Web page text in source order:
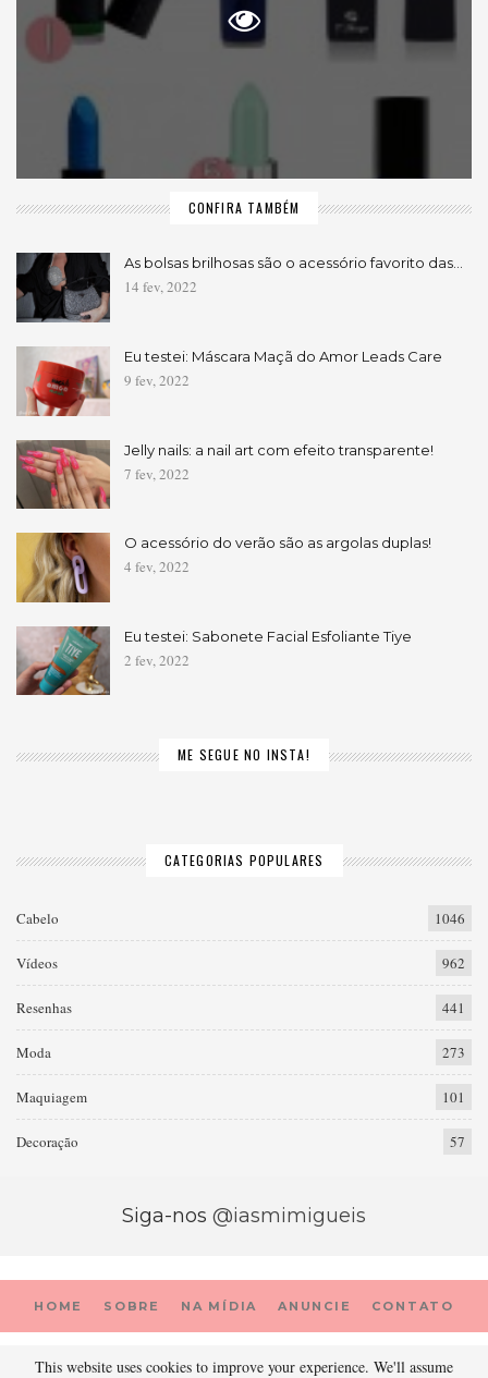
CONFIRA TAMBÉM
As bolsas brilhosas são o acessório favorito das…
14 fev, 2022
Eu testei: Máscara Maçã do Amor Leads Care
9 fev, 2022
Jelly nails: a nail art com efeito transparente!
7 fev, 2022
O acessório do verão são as argolas duplas!
4 fev, 2022
Eu testei: Sabonete Facial Esfoliante Tiye
2 fev, 2022
ME SEGUE NO INSTA!
CATEGORIAS POPULARES
Cabelo 1046
Vídeos 962
Resenhas 441
Moda 273
Maquiagem 101
Decoração 57
Siga-nos @iasmimigueis
HOME SOBRE NA MÍDIA ANUNCIE CONTATO
© 2026 - Prada Porter. Todos os direitos reservados.
This website uses cookies to improve your experience. We'll assume